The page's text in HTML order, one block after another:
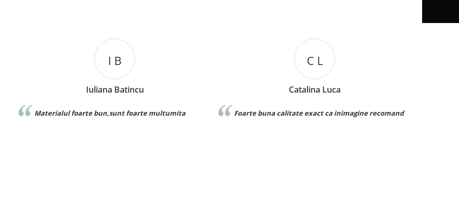
multumita Foarte buna calitate exact ca inimagine recomand
Foarte frumos! Este exact ca in poza si